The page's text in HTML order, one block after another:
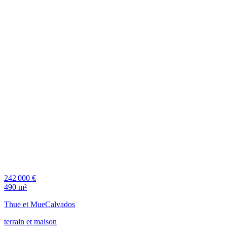
242 000 €
490 m²
Thue et MueCalvados
terrain et maison